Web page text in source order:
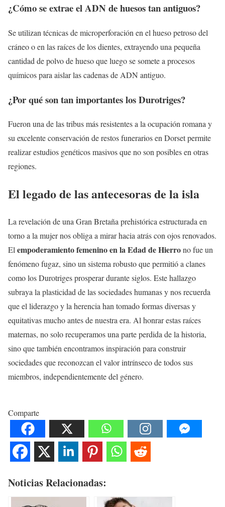
¿Cómo se extrae el ADN de huesos tan antiguos?
Se utilizan técnicas de microperforación en el hueso petroso del
cráneo o en las raíces de los dientes, extrayendo una pequeña
cantidad de polvo de hueso que luego se somete a procesos
químicos para aislar las cadenas de ADN antiguo.
¿Por qué son tan importantes los Durotriges?
Fueron una de las tribus más resistentes a la ocupación romana y
su excelente conservación de restos funerarios en Dorset permite
realizar estudios genéticos masivos que no son posibles en otras
regiones.
El legado de las antecesoras de la isla
La revelación de una Gran Bretaña prehistórica estructurada en
torno a la mujer nos obliga a mirar hacia atrás con ojos renovados.
El empoderamiento femenino en la Edad de Hierrono fue un
fenómeno fugaz, sino un sistema robusto que permitió a clanes
como los Durotriges prosperar durante siglos. Este hallazgo
subraya la plasticidad de las sociedades humanas y nos recuerda
que el liderazgo y la herencia han tomado formas diversas y
equitativas mucho antes de nuestra era. Al honrar estas raíces
maternas, no solo recuperamos una parte perdida de la historia,
sino que también encontramos inspiración para construir
sociedades que reconozcan el valor intrínseco de todos sus
miembros, independientemente del género.
Comparte
Noticias Relacionadas: